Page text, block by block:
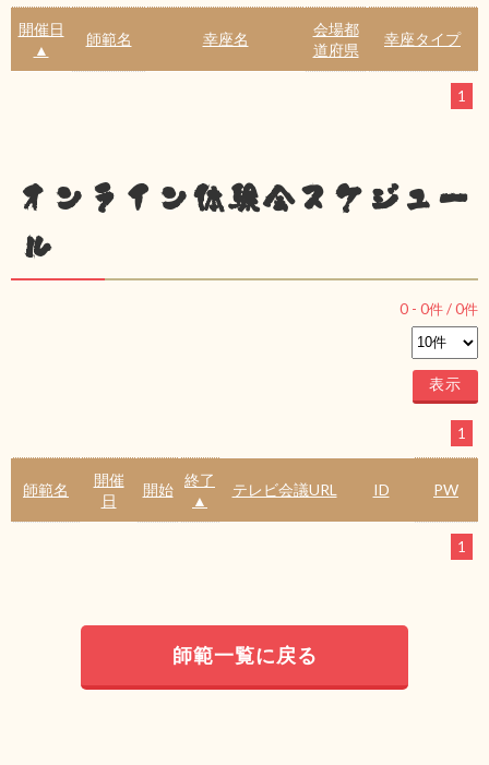
開催日
▲
師範名 幸座名
会場都
道府県
幸座タイプ
1
オンライン体験会スケジュー
ル
0 - 0件 /0件
1
師範名
開催
日
開始
終了
▲
テレビ会議URL ID PW
1
師範一覧に戻る